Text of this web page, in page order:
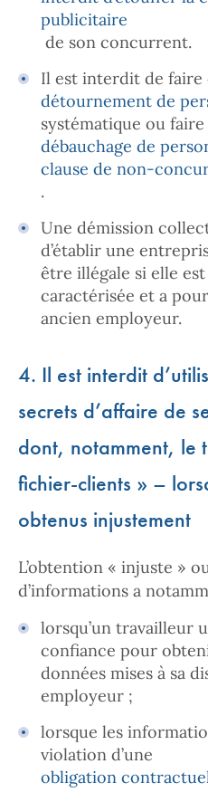
publicitaire
de son concurrent.
Il est interdit de faire
détournement de
systématique ou
débauchage de
clause de non-
.
Une démission
d’établir une
être illégale si elle
caractérisée et a
ancien employeur.
4. Il est interdit
secrets d’affaire de
dont, notamment, le
fichier-clients » –
obtenus injustement
L’obtention « injuste »
d’informations a
lorsqu’un travailleur
confiance pour
données mises à sa
employeur ;
lorsque les
violation d’une
obligation